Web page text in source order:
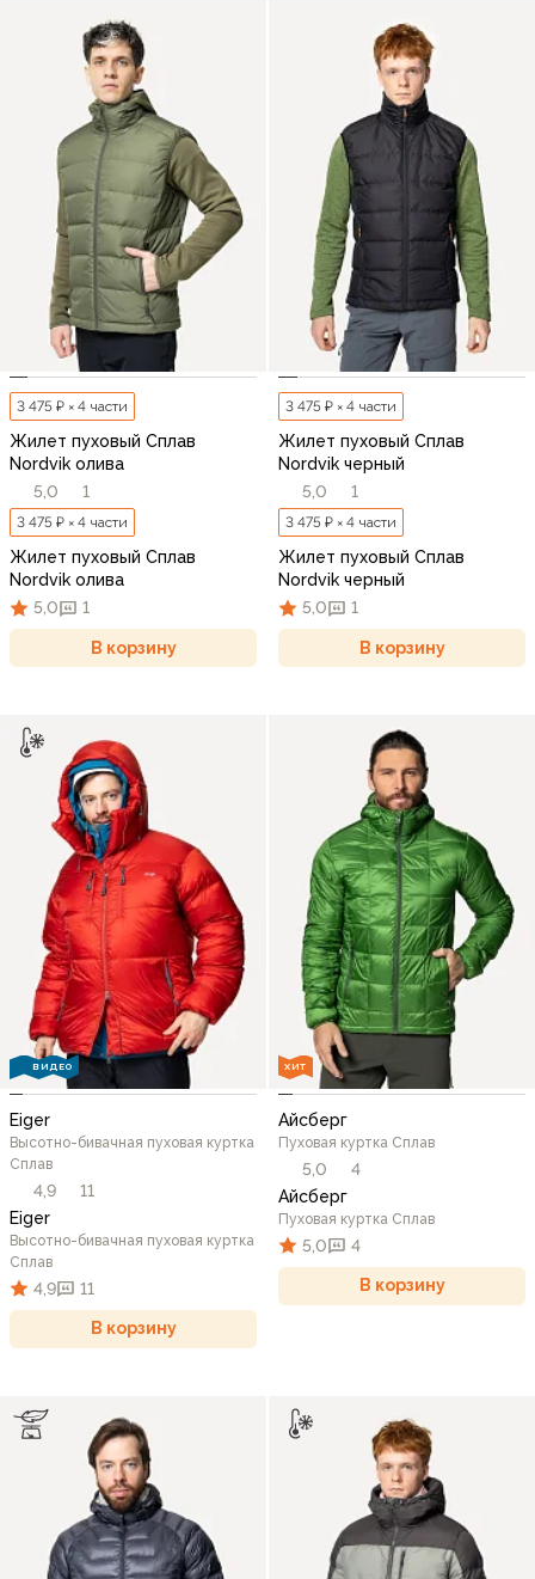
3 475 ₽ × 4 части
Жилет пуховый Сплав
Nordvik олива
5,0
1
3 475 ₽ × 4 части
Жилет пуховый Сплав
Nordvik олива
5,0
1
В корзину
3 475 ₽ × 4 части
Жилет пуховый Сплав
Nordvik черный
5,0
1
3 475 ₽ × 4 части
Жилет пуховый Сплав
Nordvik черный
5,0
1
В корзину
ВИДЕО
Eiger
Высотно-бивачная пуховая куртка
Сплав
4,9
11
Eiger
Высотно-бивачная пуховая куртка
Сплав
4,9 11
В корзину
ХИТ
Айсберг
Пуховая куртка Сплав
5,0
4
Айсберг
Пуховая куртка Сплав
5,0 4
В корзину